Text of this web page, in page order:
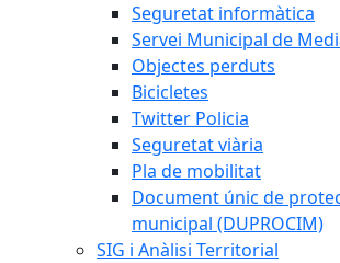
Seguretat informàtica
Servei Municipal de
Objectes perduts
Bicicletes
Twitter Policia
Seguretat viària
Pla de mobilitat
Document únic de
municipal (DUPROCIM)
SIG i Anàlisi Territorial